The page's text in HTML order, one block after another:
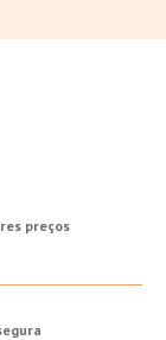
preços